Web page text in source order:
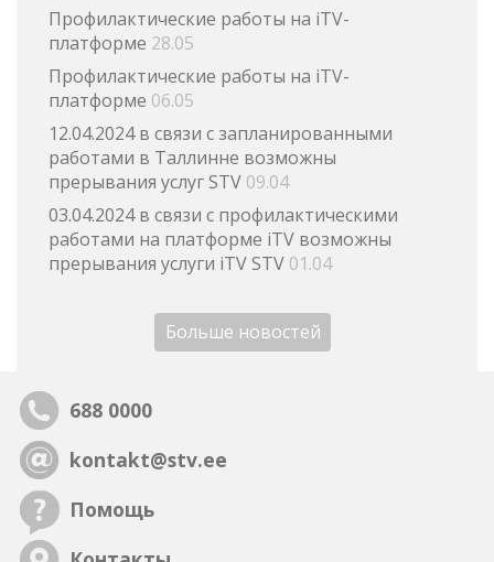
Профилактические работы на iTV-
платформе 28.05
Профилактические работы на iTV-
платформе 06.05
12.04.2024 в связи с запланированными
работами в Таллинне возможны
прерывания услуг STV 09.04
03.04.2024 в связи с профилактическими
работами на платформе iTV возможны
прерывания услуги iTV STV 01.04
Больше новостей
688 0000
kontakt@stv.ee
Помощь